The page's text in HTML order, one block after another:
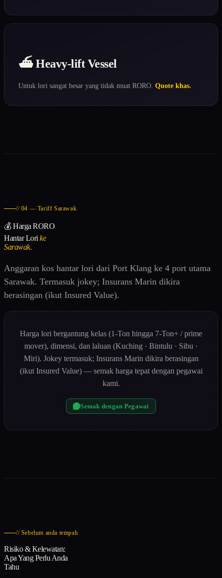
⛴️ Heavy-lift Vessel
Untuk lori sangat besar yang tidak muat RORO. Quote khas.
// 04 — Tariff Sarawak
💰 Harga RORO
Hantar Lorike
Sarawak.
Anggaran kos hantar lori dari Port Klang ke 4 port utama
Sarawak. Termasuk jokey; Insurans Marin dikira
berasingan (ikut Insured Value).
Harga lori bergantung kelas (1-Ton hingga 7-Ton+ / prime
mover), dimensi, dan laluan (Kuching · Bintulu · Sibu ·
Miri). Jokey termasuk; Insurans Marin dikira berasingan
(ikut Insured Value) — semak harga tepat dengan pegawai
kami.
Semak dengan Pegawai
// Sebelum anda tempah
Risiko & Kelewatan:
Apa Yang Perlu Anda
Tahu